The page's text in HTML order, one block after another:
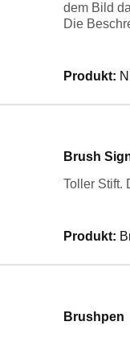
dem Bild
Die
Produkt:
Brush
Toller Stift.
Produkt:
Brushpen